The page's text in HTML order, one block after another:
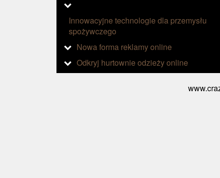
Innowacyjne technologie dla przemysłu
spożywczego
Nowa forma reklamy online
Odkryj hurtownie odzieży online